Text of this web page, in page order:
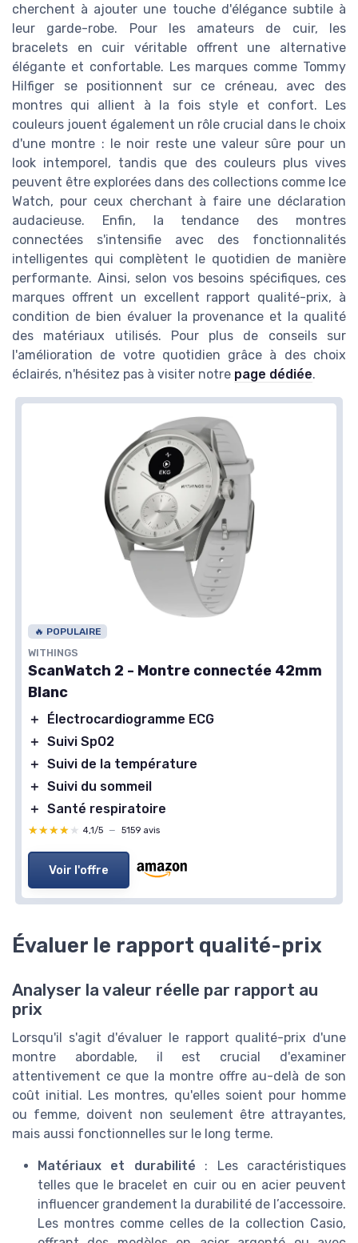
cherchent à ajouter une touche d'élégance subtile à
leur garde-robe. Pour les amateurs de cuir, les
bracelets en cuir véritable offrent une alternative
élégante et confortable. Les marques comme Tommy
Hilfiger se positionnent sur ce créneau, avec des
montres qui allient à la fois style et confort. Les
couleurs jouent également un rôle crucial dans le choix
d'une montre : le noir reste une valeur sûre pour un
look intemporel, tandis que des couleurs plus vives
peuvent être explorées dans des collections comme Ice
Watch, pour ceux cherchant à faire une déclaration
audacieuse. Enfin, la tendance des montres
connectées s'intensifie avec des fonctionnalités
intelligentes qui complètent le quotidien de manière
performante. Ainsi, selon vos besoins spécifiques, ces
marques offrent un excellent rapport qualité-prix, à
condition de bien évaluer la provenance et la qualité
des matériaux utilisés. Pour plus de conseils sur
l'amélioration de votre quotidien grâce à des choix
éclairés, n'hésitez pas à visiter notre page dédiée.
🔥 POPULAIRE
WITHINGS
ScanWatch 2 - Montre connectée 42mm
Blanc
＋
Électrocardiogramme ECG
＋ Suivi SpO2
＋ Suivi de la température
＋ Suivi du sommeil
＋ Santé respiratoire
★★★★★
★★★★★ 4,1/5 — 5159 avis
Voir l'offre
Évaluer le rapport qualité-prix
Analyser la valeur réelle par rapport au
prix
Lorsqu'il s'agit d'évaluer le rapport qualité-prix d'une
montre abordable, il est crucial d'examiner
attentivement ce que la montre offre au-delà de son
coût initial. Les montres, qu'elles soient pour homme
ou femme, doivent non seulement être attrayantes,
mais aussi fonctionnelles sur le long terme.
Matériaux et durabilité : Les caractéristiques
telles que le bracelet en cuir ou en acier peuvent
influencer grandement la durabilité de l’accessoire.
Les montres comme celles de la collection Casio,